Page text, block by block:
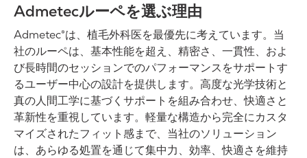
Admetecルーペを選ぶ理由
Admetec®は、植毛外科医を最優先に考えています。当
社のルーペは、基本性能を超え、精密さ、一貫性、およ
び長時間のセッションでのパフォーマンスをサポートす
るユーザー中心の設計を提供します。高度な光学技術と
真の人間工学に基づくサポートを組み合わせ、快適さと
革新性を重視しています。軽量な構造から完全にカスタ
マイズされたフィット感まで、当社のソリューション
は、あらゆる処置を通じて集中力、効率、快適さを維持